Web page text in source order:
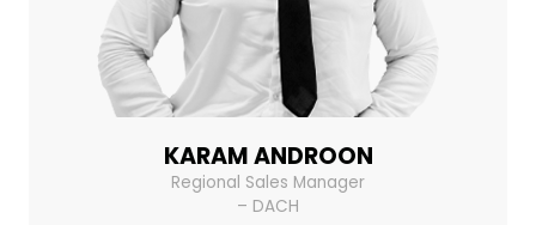
KARAM ANDROON
Regional Sales Manager
– DACH